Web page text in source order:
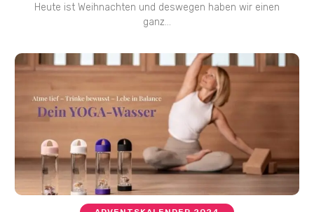
Heute ist Weihnachten und deswegen haben wir einen
ganz...